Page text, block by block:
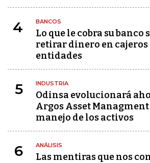
4 BANCOS
Lo que le cobra su banco
retirar dinero en cajeros
entidades
5 INDUSTRIA
Odinsa evolucionará
Argos Asset
manejo de los activos
6 ANÁLISIS
Las mentiras que nos